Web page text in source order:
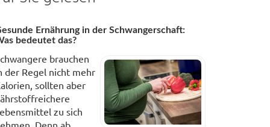
Ernährung in der Schwangerschaft:
bedeutet das?
brauchen
der Regel nicht mehr
sollten aber
zu sich
Denn ab